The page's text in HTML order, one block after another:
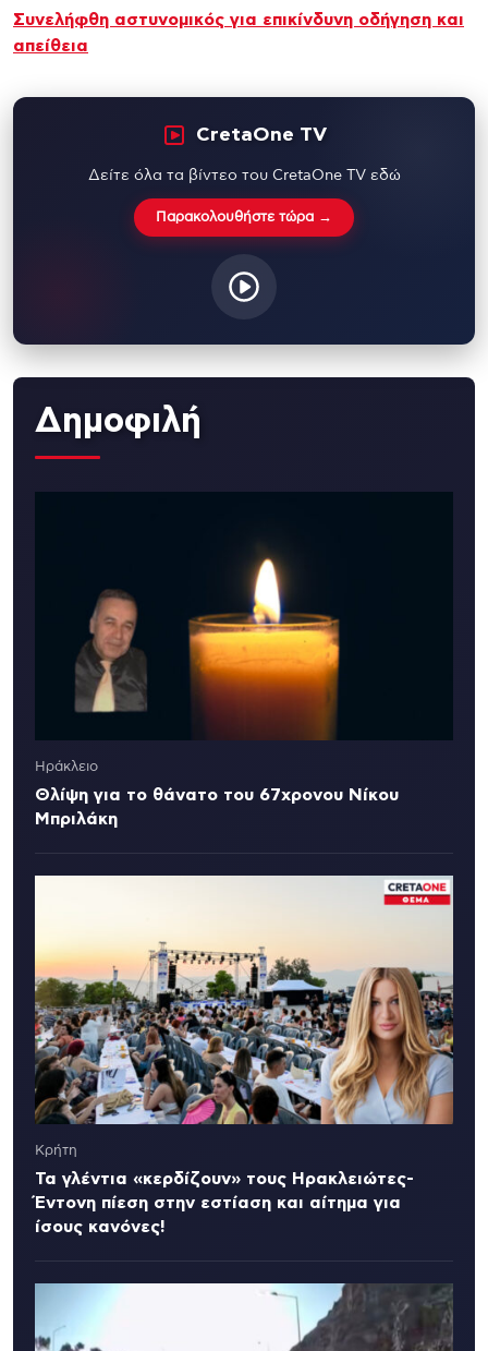
Συνελήφθη αστυνομικός για επικίνδυνη οδήγηση και
απείθεια
CretaOne TV
Δείτε όλα τα βίντεο του CretaOne TV εδώ
Παρακολουθήστε τώρα →
Δημοφιλή
Ηράκλειο
Θλίψη για το θάνατο του 67χρονου Νίκου
Μπριλάκη
Κρήτη
Τα γλέντια «κερδίζουν» τους Ηρακλειώτες-
Έντονη πίεση στην εστίαση και αίτημα για
ίσους κανόνες!